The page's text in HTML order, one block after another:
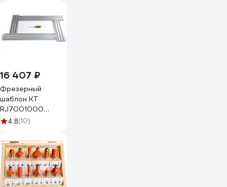
16 407 ₽
Фрезерный
шаблон KT
RJ7001000
700x1000 мм, 6.7
GT-007-114-
0005
4.8(10)